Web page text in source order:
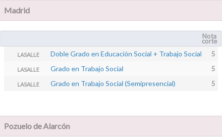
Madrid
Nota
corte
LASALLE Doble Grado en Educación Social + Trabajo Social 5
LASALLE Grado en Trabajo Social 5
LASALLE Grado en Trabajo Social (Semipresencial) 5
Pozuelo de Alarcón